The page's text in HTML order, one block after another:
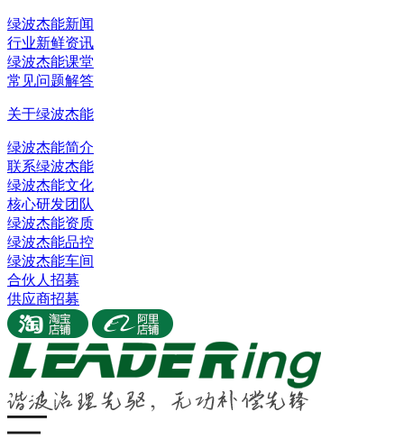
绿波杰能新闻
行业新鲜资讯
绿波杰能课堂
常见问题解答
关于绿波杰能
绿波杰能简介
联系绿波杰能
绿波杰能文化
核心研发团队
绿波杰能资质
绿波杰能品控
绿波杰能车间
合伙人招募
供应商招募